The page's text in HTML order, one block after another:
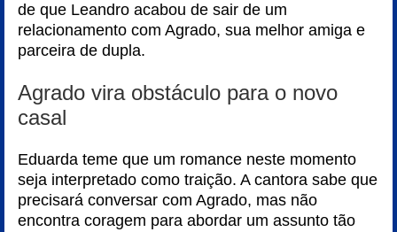
de que Leandro acabou de sair de um
relacionamento com Agrado, sua melhor amiga e
parceira de dupla.
Agrado vira obstáculo para o novo
casal
Eduarda teme que um romance neste momento
seja interpretado como traição. A cantora sabe que
precisará conversar com Agrado, mas não
encontra coragem para abordar um assunto tão